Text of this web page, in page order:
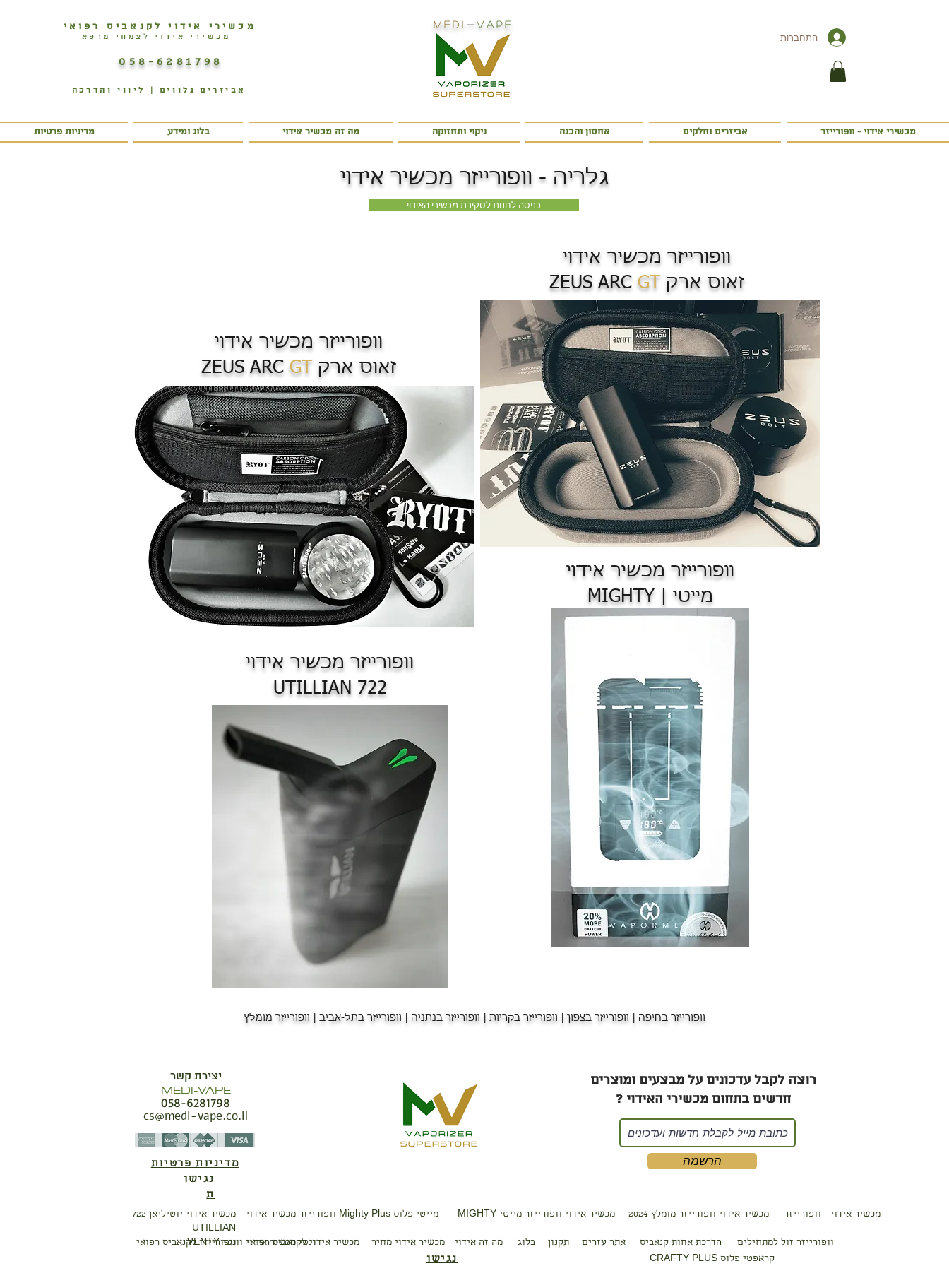
מכשירי אידוי לקנאביס רפואי
מכשירי אידוי לצמחי מרפא
058-6281798
אביזרים נלווים | ליווי והדרכה
Medi - Vape
התחברות
מכשירי אידוי - וופורייזר אביזרים וחלקים אחסון והכנה ניקוי ותחזוקה מה זה מכשיר אידוי בלוג ומידע מדיניות פרטיות
גלריה - וופורייזר מכשיר אידוי
כניסה לחנות לסקירת מכשירי האידוי
וופורייזר מכשיר אידוי
זאוס ארק ZEUS ARC
GT
וופורייזר מכשיר אידוי
זאוס ארק ZEUS ARC
GT
וופורייזר מכשיר אידוי
UTILLIAN 722
וופורייזר מכשיר אידוי
מייטי | MIGHTY
וופורייזר בחיפה וופורייזר בצפון | וופורייזר בקריות | וופורייזר בנתניה | וופורייזר בתל-אביב | וופורייזר מומלץ
יצירת קשר
MEDI-VAPE
058-6281798
cs@medi-vape.co.il
מדיניות פרטיות
נגישו
ת
רוצה לקבל עדכונים על מבצעים ומוצרים
חדשים בתחום מכשירי האידוי ?
הרשמה
מכשיר אידוי יוטיליאן 722
UTILLIAN
וופורייזר לקנאביס רפואי
מייטי פלוס Mighty Plus וופורייזר מכשיר אידוי
מכשיר אידוי לקנאביס רפואי מכשיר אידוי מחיר
מכשיר אידוי וופורייזר מייטי MIGHTY מכשיר אידוי וופורייזר מומלץ 2024 מכשיר אידוי - וופורייזר
מה זה אידוי בלוג תקנון אתר עזרים הדרכת אחות קנאביס וופורייזר זול למתחילים
נגישו קראפטי פלוס CRAFTY PLUS
ונטי מכשיר אידוי וונטי VENTY